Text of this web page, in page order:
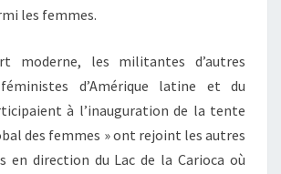
les femmes.
moderne, les militantes d’autres
d’Amérique latine et du
à l’inauguration de la tente
des femmes » ont rejoint les autres
en direction du Lac de la Carioca où